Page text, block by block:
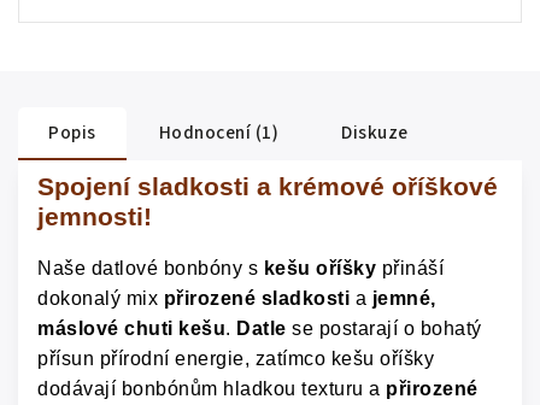
Popis Hodnocení (1) Diskuze
Spojení sladkosti a krémové oříškové
jemnosti!
Naše datlové bonbóny s kešu oříšky přináší
dokonalý mix přirozené sladkosti a jemné,
máslové chuti kešu. Datle se postarají o bohatý
přísun přírodní energie, zatímco kešu oříšky
dodávají bonbónům hladkou texturu a přirozené